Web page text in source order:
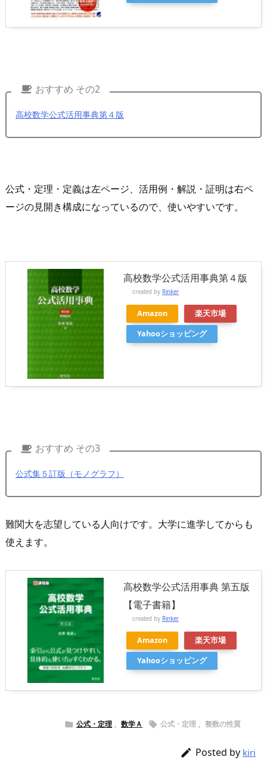
おすすめ その2
高校数学公式活用事典第４版
公式・定理・定義は左ページ、活用例・解説・証明は右ペ
ージの見開き構成になっているので、使いやすいです。
高校数学公式活用事典第４版
created by Rinker
Amazon
楽天市場
Yahooショッピング
おすすめ その3
公式集５訂版（モノグラフ）
難関大を志望している人向けです。大学に進学してからも
使えます。
高校数学公式活用事典 第五版
【電子書籍】
created by Rinker
Amazon
楽天市場
Yahooショッピング
 公式・定理 , 数学Ａ  公式・定理 , 整数の性質
 Posted by kiri